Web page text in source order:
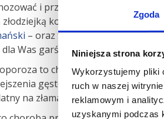
Zgoda
Niniejsza strona
Wykorzystujemy pliki
ruch w naszej
reklamowym i
uzyskanymi podczas
i przede wszystkim jak
złodziejką kości. Nasi lekarze –dr
– oraz trener przygotowania
dla Was garść cennych informacji.
to choroba metaboliczna
gęstości kości i zmiany ich
na złamania.